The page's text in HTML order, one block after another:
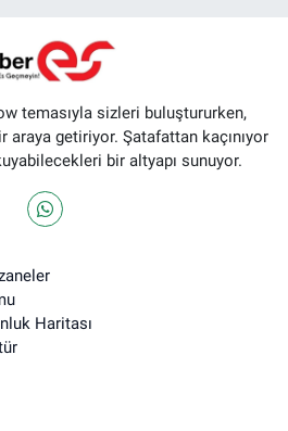
temasıyla sizleri buluştururken,
getiriyor. Şatafattan kaçınıyor
bir altyapı sunuyor.
Haritası